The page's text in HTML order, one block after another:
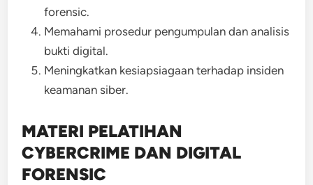
forensic.
Memahami prosedur pengumpulan dan analisis
bukti digital.
Meningkatkan kesiapsiagaan terhadap insiden
keamanan siber.
MATERI PELATIHAN
CYBERCRIME DAN DIGITAL
FORENSIC